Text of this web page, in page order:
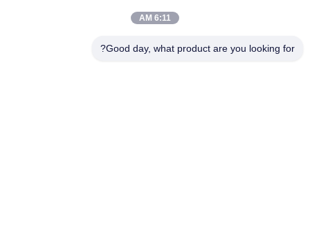
6:11 AM
Good day, what product are you looking for?